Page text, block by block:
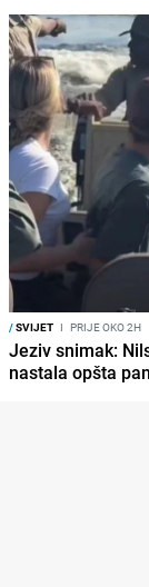
/SVIJET I PRIJE OKO 2H
Jeziv snimak:
nastala opšta